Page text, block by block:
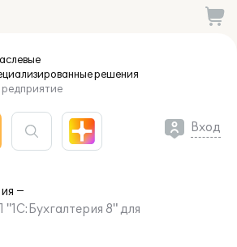
решения
Вход
8" для